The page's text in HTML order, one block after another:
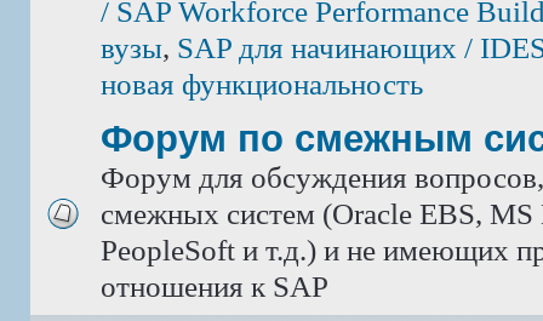
/ SAP Workforce Performance
вузы, SAP для начинающих /
новая функциональность
Форум по смежным
Форум для обсуждения
смежных систем (Oracle EBS,
PeopleSoft и т.д.) и не имеющих
отношения к SAP